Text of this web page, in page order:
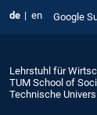
de en Google
Lehrstuhl für
TUM School of
Technische